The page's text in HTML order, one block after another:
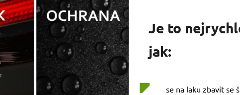
Je to
jak:
se na laku zbavit se